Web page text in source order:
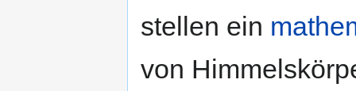
stellen ein
von